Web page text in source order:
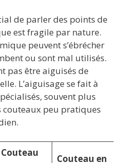
de parler des points de
est fragile par nature.
peuvent s’ébrécher
ou sont mal utilisés.
pas être aiguisés de
L’aiguisage se fait à
souvent plus
couteaux peu pratiques
Couteau
Couteau en